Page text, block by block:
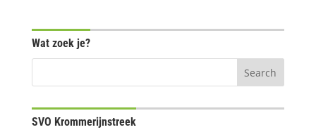
Wat zoek je?
SVO Krommerijnstreek